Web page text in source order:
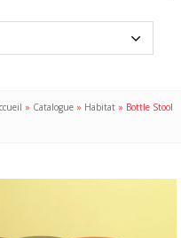
» Catalogue » Habitat » Bottle Stool